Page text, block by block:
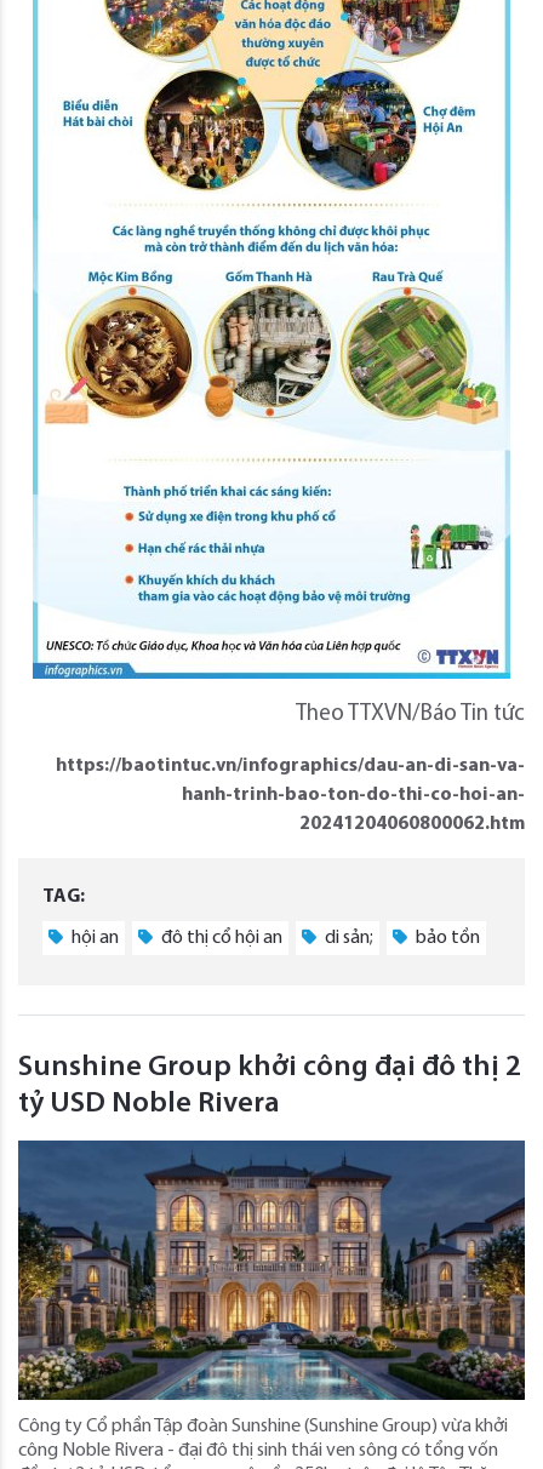
Theo TTXVN/Báo Tin tức
https://baotintuc.vn/infographics/dau-an-di-san-va-
hanh-trinh-bao-ton-do-thi-co-hoi-an-
20241204060800062.htm
TAG:
hội an đô thị cổ hội an di sản; bảo tồn
Sunshine Group khởi công đại đô thị 2
tỷ USD Noble Rivera
Công ty Cổ phần Tập đoàn Sunshine (Sunshine Group) vừa khởi
công Noble Rivera - đại đô thị sinh thái ven sông có tổng vốn